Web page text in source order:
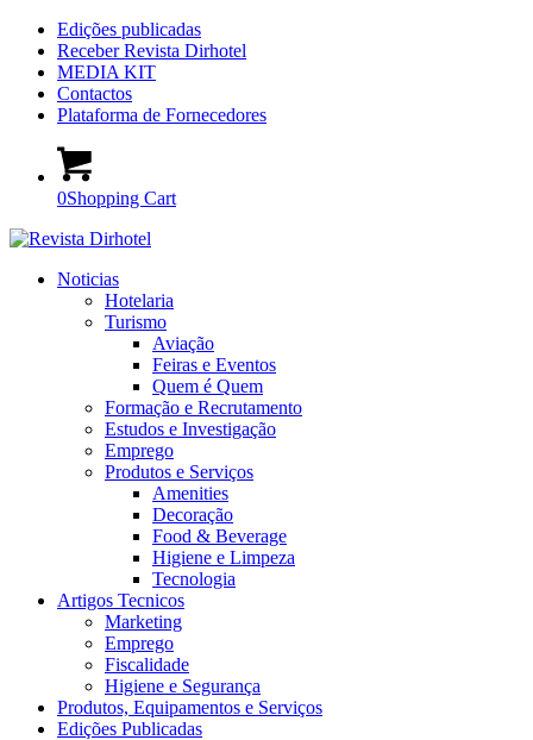
Edições publicadas
Receber Revista Dirhotel
MEDIA KIT
Contactos
Plataforma de Fornecedores
0Shopping Cart
Noticias
Hotelaria
Turismo
Aviação
Feiras e Eventos
Quem é Quem
Formação e Recrutamento
Estudos e Investigação
Emprego
Produtos e Serviços
Amenities
Decoração
Food & Beverage
Higiene e Limpeza
Tecnologia
Artigos Tecnicos
Marketing
Emprego
Fiscalidade
Higiene e Segurança
Produtos, Equipamentos e Serviços
Edições Publicadas